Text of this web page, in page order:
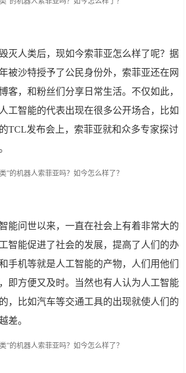
灭人类后，现如今索菲亚怎么样了呢？据
被沙特授予了公民身份外，索菲亚还在网
客，和粉丝们分享日常生活。不仅如此，
工智能的代表出现在很多公开场合，比如
TCL发布会上，索菲亚就和众多专家探讨
能问世以来，一直在社会上有着非常大的
智能促进了社会的发展，提高了人们的办
手机等就是人工智能的产物，人们用他们
即方便又及时。当然也有人认为人工智能
，比如汽车等交通工具的出现就使人们的
差。